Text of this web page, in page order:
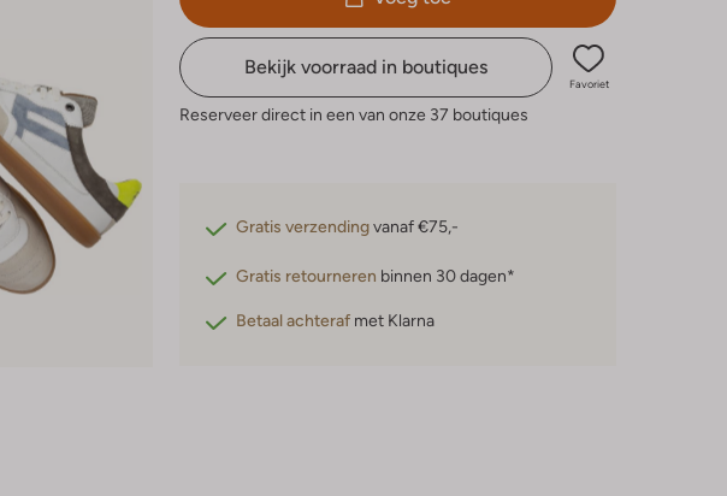
Bekijk voorraad in boutiques
Favoriet
Reserveer direct in een van onze 37 boutiques
Gratis verzendingvanaf €75,-
Gratis retourneren binnen 30 dagen*
Betaal achteraf met Klarna